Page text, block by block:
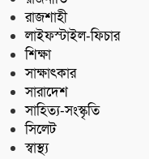
রাজশাহী
লাইফস্টাইল-ফিচার
শিক্ষা
সাক্ষাৎকার
সারাদেশ
সাহিত্য-সংস্কৃতি
সিলেট
স্বাস্থ্য